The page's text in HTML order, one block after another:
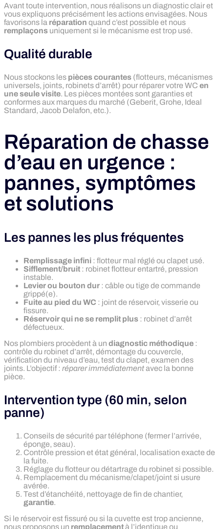
Avant toute intervention, nous réalisons un diagnostic clair et
vous expliquons précisément les actions envisagées. Nous
favorisons la réparation quand c’est possible et nous
remplaçons uniquement si le mécanisme est trop usé.
Qualité durable
Nous stockons les pièces courantes (flotteurs, mécanismes
universels, joints, robinets d’arrêt) pour réparer votre WC en
une seule visite. Les pièces montées sont garanties et
conformes aux marques du marché (Geberit, Grohe, Ideal
Standard, Jacob Delafon, etc.).
Réparation de chasse
d’eau en urgence :
pannes, symptômes
et solutions
Les pannes les plus fréquentes
Remplissage infini : flotteur mal réglé ou clapet usé.
Sifflement/bruit : robinet flotteur entartré, pression
instable.
Levier ou bouton dur : câble ou tige de commande
grippé(e).
Fuite au pied du WC : joint de réservoir, visserie ou
fissure.
Réservoir qui ne se remplit plus : robinet d’arrêt
défectueux.
Nos plombiers procèdent à un diagnostic méthodique :
contrôle du robinet d’arrêt, démontage du couvercle,
vérification du niveau d’eau, test du clapet, examen des
joints. L’objectif : réparer immédiatementavec la bonne
pièce.
Intervention type (60 min, selon
panne)
Conseils de sécurité par téléphone (fermer l’arrivée,
éponge, seau).
Contrôle pression et état général, localisation exacte de
la fuite.
Réglage du flotteur ou détartrage du robinet si possible.
Remplacement du mécanisme/clapet/joint si usure
avérée.
Test d’étanchéité, nettoyage de fin de chantier,
garantie.
Si le réservoir est fissuré ou si la cuvette est trop ancienne,
nous proposons un remplacementà l’identique ou